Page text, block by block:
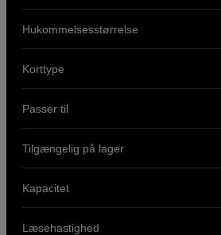
Hukommelsesstørrelse
Korttype
Passer til
Tilgængelig på lager
Kapacitet
Læsehastighed